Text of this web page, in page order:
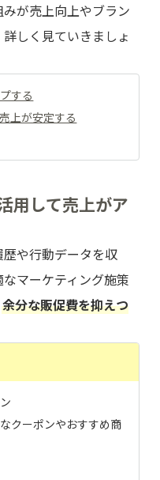
が売上向上やブラン
しく見ていきましょ
する
上が安定する
用して売上がア
や行動データを収
マーケティング施策
余分な販促費を抑えつ
クーポンやおすすめ商